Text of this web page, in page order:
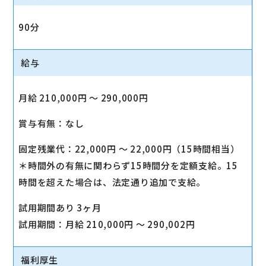
90分
給与
月給 210,000円 〜 290,000円
賞与有無：なし
固定残業代：22,000円 〜 22,000円（15時間相当）
＊時間外の有無に関わらず15時間分を定額支給。15
時間を超えた場合は、法定通り追加で支給。
試用期間あり 3ヶ月
試用期間：月給 210,000円 〜 290,002円
福利厚生